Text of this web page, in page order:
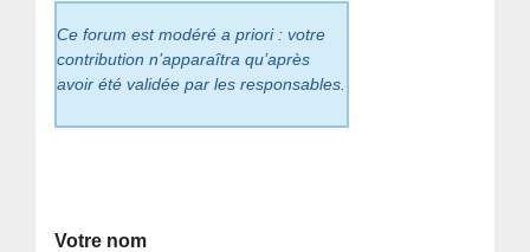
Ce forum est modéré a priori : votre
contribution n’apparaîtra qu’après
avoir été validée par les responsables.
Votre nom